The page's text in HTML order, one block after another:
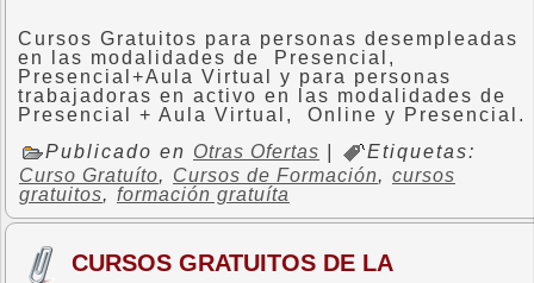
Cursos Gratuitos para personas desempleadas
en las modalidades de Presencial,
Presencial+Aula Virtual y para personas
trabajadoras en activo en las modalidades de
Presencial + Aula Virtual, Online y Presencial.
Publicado en Otras Ofertas
Etiquetas:
Curso Gratuíto, Cursos de Formación, cursos
gratuitos, formación gratuíta
CURSOS GRATUITOS DE LA